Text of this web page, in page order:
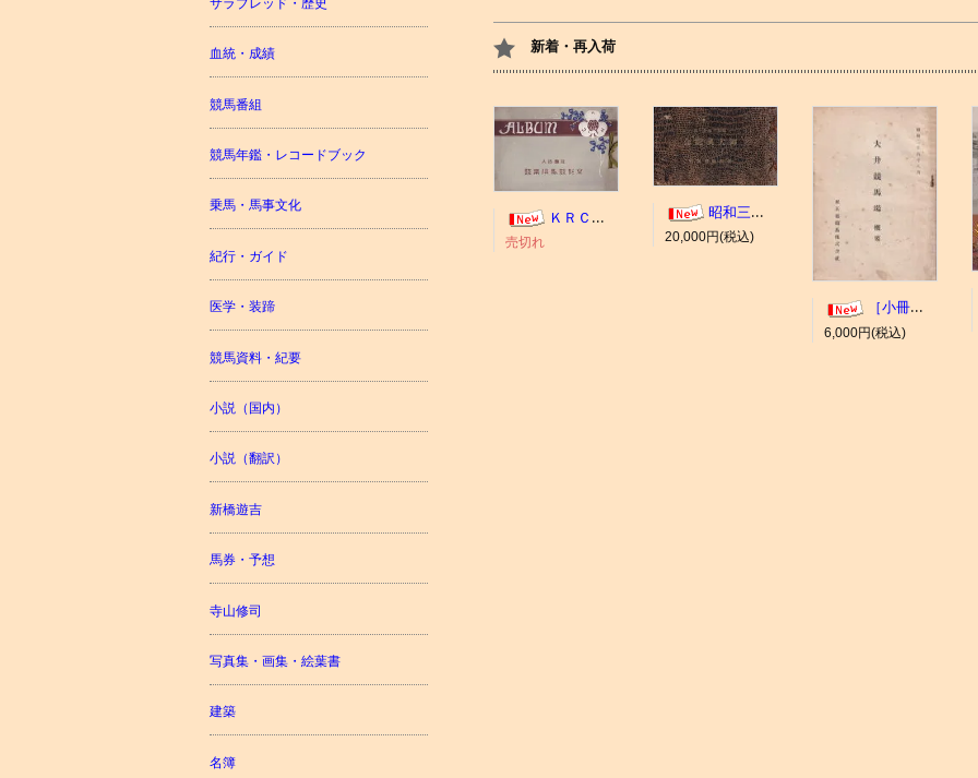
新着・再入荷
ＫＲＣ ＡＬＢＵＭ（京都競馬場写真帖）
売切れ
昭和三年十一月 御大典記念
20,000円(税込)
［小冊子］大井競馬場 概要
6,000円(税込)
血統・成績
競馬番組
競馬年鑑・レコードブック
乗馬・馬事文化
紀行・ガイド
医学・装蹄
競馬資料・紀要
小説（国内）
小説（翻訳）
新橋遊吉
馬券・予想
寺山修司
写真集・画集・絵葉書
建築
名簿